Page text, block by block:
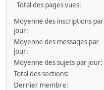
Total des pages vues:
Moyenne des inscriptions par
jour:
Moyenne des messages par
jour:
Moyenne des sujets par jour:
Total des sections:
Dernier membre: